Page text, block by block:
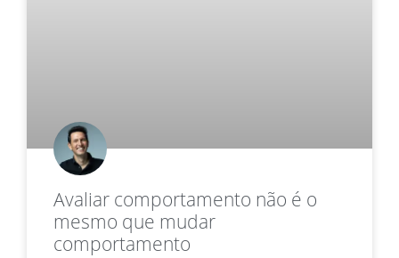
Avaliar comportamento não é o
mesmo que mudar
comportamento